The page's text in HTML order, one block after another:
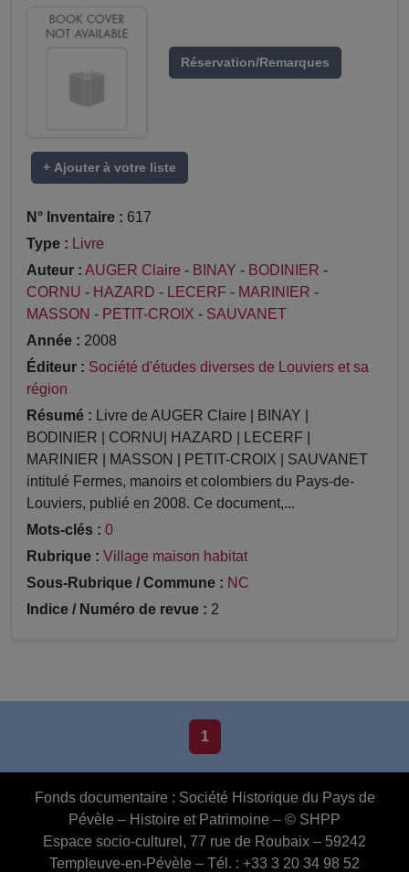
Réservation/Remarques
+ Ajouter à votre liste
N° Inventaire : 617
Type : Livre
Auteur : AUGER Claire - BINAY - BODINIER -
CORNU - HAZARD - LECERF - MARINIER -
MASSON - PETIT-CROIX - SAUVANET
Année : 2008
Éditeur : Société d'études diverses de Louviers et sa
région
Résumé : Livre de AUGER Claire | BINAY |
BODINIER | CORNU| HAZARD | LECERF |
MARINIER | MASSON | PETIT-CROIX | SAUVANET
intitulé Fermes, manoirs et colombiers du Pays-de-
Louviers, publié en 2008. Ce document,...
Mots-clés : 0
Rubrique : Village maison habitat
Sous-Rubrique / Commune : NC
Indice / Numéro de revue : 2
1
Fonds documentaire : Société Historique du Pays de
Pévèle – Histoire et Patrimoine – © SHPP
Espace socio-culturel, 77 rue de Roubaix – 59242
Templeuve-en-Pévèle – Tél. : +33 3 20 34 98 52